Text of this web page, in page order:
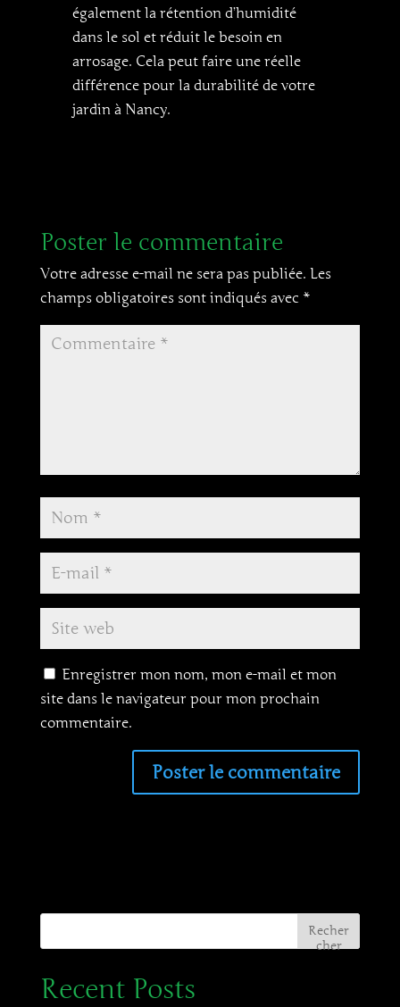
également la rétention d’humidité
dans le sol et réduit le besoin en
arrosage. Cela peut faire une réelle
différence pour la durabilité de votre
jardin à Nancy.
Poster le commentaire
Votre adresse e-mail ne sera pas publiée. Les
champs obligatoires sont indiqués avec *
Enregistrer mon nom, mon e-mail et mon
site dans le navigateur pour mon prochain
commentaire.
Recher
cher
Recent Posts